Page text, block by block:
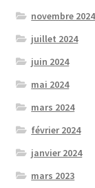
novembre 2024
juillet 2024
juin 2024
mai 2024
mars 2024
février 2024
janvier 2024
mars 2023